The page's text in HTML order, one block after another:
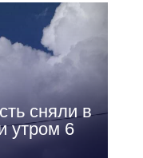
сняли в
утром 6